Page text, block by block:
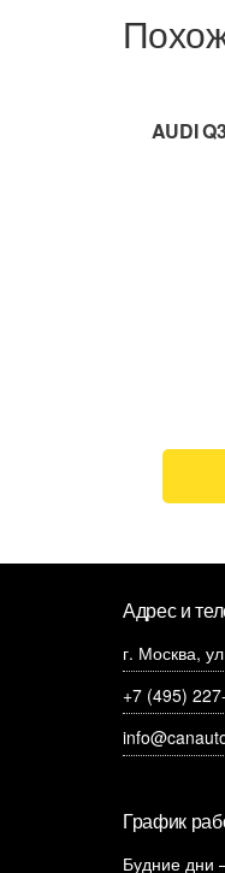
AUDI
Адрес и
г. Москва,
+7 (495)
График
Будние дни